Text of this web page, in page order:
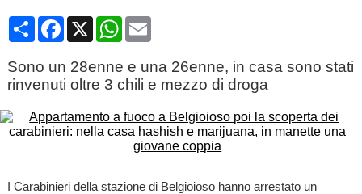
CondividiFacebook
X WhatsApp
Email
Sono un 28enne e una 26enne, in casa sono stati
rinvenuti oltre 3 chili e mezzo di droga
I Carabinieri della stazione di Belgioioso hanno arrestato un